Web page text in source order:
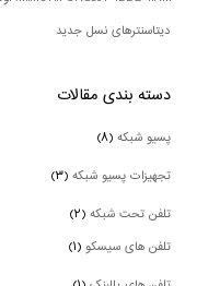
دیتاسنترهای نسل جدید
دسته بندی‌ مقالات
پسیو شبکه(۸)
تجهیزات پسیو شبکه(۳)
تلفن تحت شبکه(۲)
تلفن های سیسکو(۱)